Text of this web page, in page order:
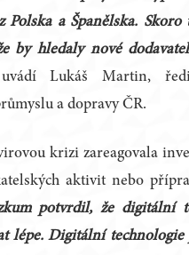
a Španělska.
by hledaly nové
uvádí Lukáš Martin,
a dopravy ČR.
krizi zareagovala
aktivit nebo
potvrdil, že digitální
lépe. Digitální technologie